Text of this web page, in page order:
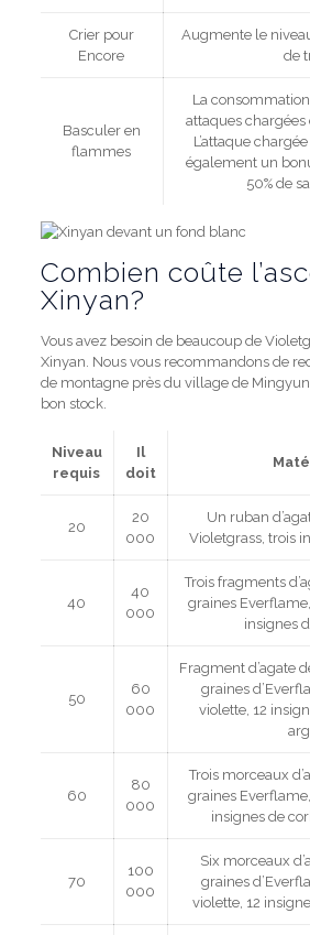
Crier pour
Encore
Augmente le
de
Basculer en
flammes
La
attaques chargées
L’attaque
également un
50% de
Combien coûte
Xinyan?
Vous avez besoin de beaucoup de
Xinyan. Nous vous recommandons de
de montagne près du village de
bon stock.
Niveau
requis
Il
doit
20
20
000
Un ruban
Violetgrass, trois
40
40
000
Trois fragments
graines
insignes
50
60
000
Fragment d’agate
graines
violette, 12
60
80
000
Trois morceaux
graines
insignes de
70
100
000
Six morceaux
graines
violette, 12